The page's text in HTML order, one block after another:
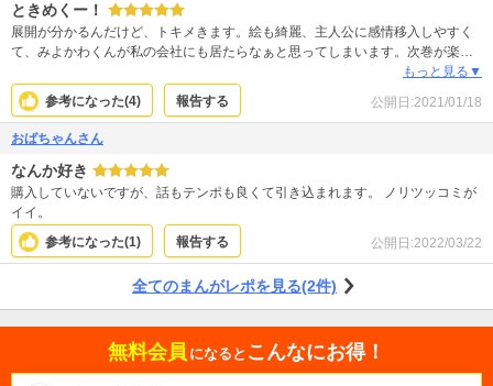
ときめくー！
展開が分かるんだけど、トキメきます。絵も綺麗、主人公に感情移入しやすく
て、みよかわくんが私の会社にも居たらなぁと思ってしまいます。次巻が楽し
もっと見る▼
参考になった(4) 報告する 公開日:2021/01/18
おばちゃんさん
なんか好き
購入していないですが、話もテンポも良くて引き込まれます。 ノリツッコミが
イイ。
参考になった(1) 報告する 公開日:2022/03/22
全てのまんがレポを見る(2件)
無料会員 になると こんなにお得！